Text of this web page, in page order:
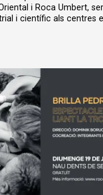
i Roca Umbert,
i científic als centres